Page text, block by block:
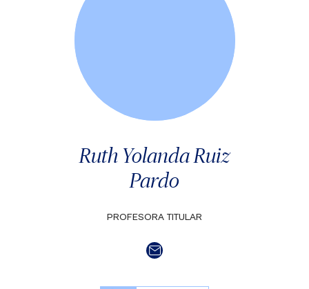
Ruth Yolanda Ruiz
Pardo
PROFESORA TITULAR